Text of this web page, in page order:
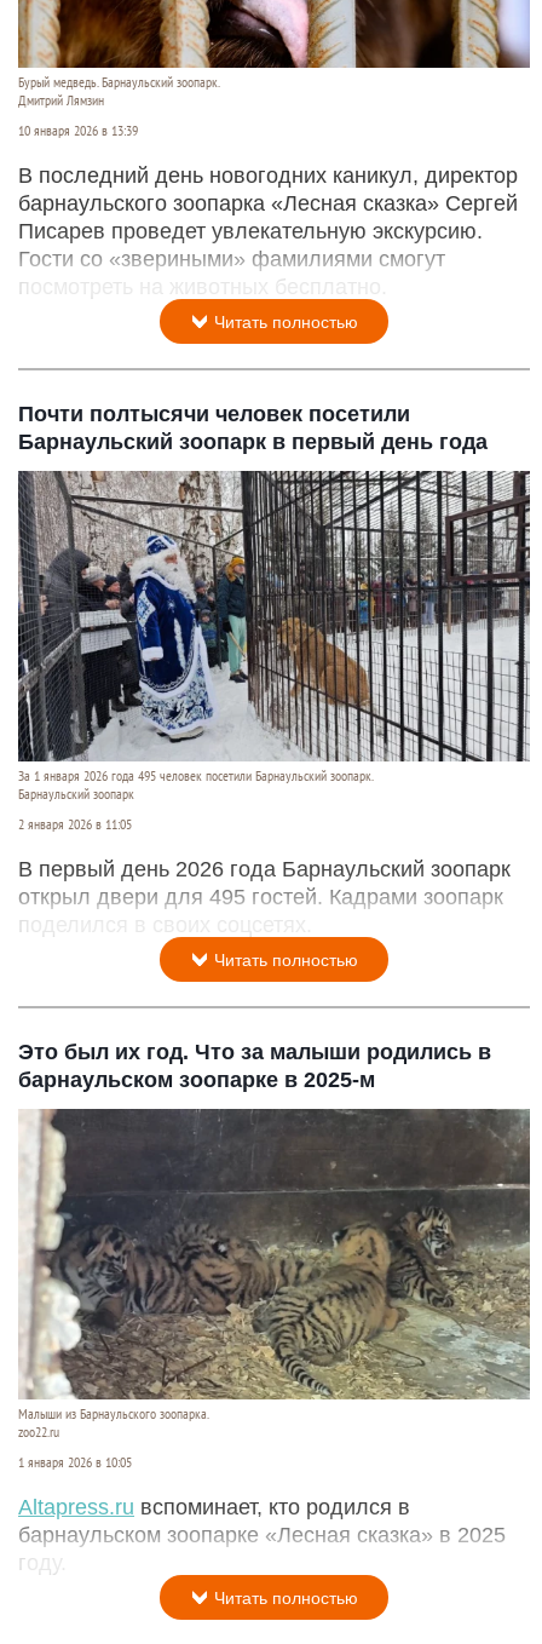
Бурый медведь. Барнаульский зоопарк.
Дмитрий Лямзин
10 января 2026 в 13:39
В последний день новогодних каникул, директор
барнаульского зоопарка «Лесная сказка» Сергей
Писарев проведет увлекательную экскурсию.
Гости со «звериными» фамилиями смогут
посмотреть на животных бесплатно.
Читать полностью
Почти полтысячи человек посетили
Барнаульский зоопарк в первый день года
За 1 января 2026 года 495 человек посетили Барнаульский зоопарк.
Барнаульский зоопарк
2 января 2026 в 11:05
В первый день 2026 года Барнаульский зоопарк
открыл двери для 495 гостей. Кадрами зоопарк
поделился в своих соцсетях.
Читать полностью
Это был их год. Что за малыши родились в
барнаульском зоопарке в 2025-м
Малыши из Барнаульского зоопарка.
zoo22.ru
1 января 2026 в 10:05
Altapress.ru вспоминает, кто родился в
барнаульском зоопарке «Лесная сказка» в 2025
году.
Читать полностью